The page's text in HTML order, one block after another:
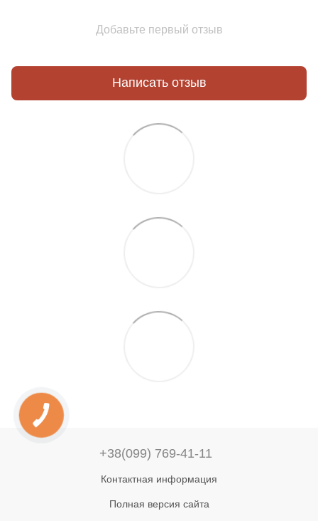
Добавьте первый отзыв
Написать отзыв
+38(099) 769-41-11
Контактная информация
Полная версия сайта